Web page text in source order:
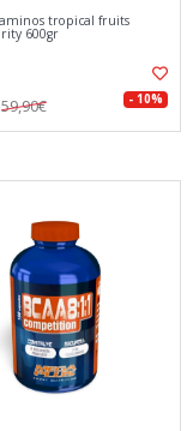
aminos tropical fruits
600gr
59,90€ - 10%